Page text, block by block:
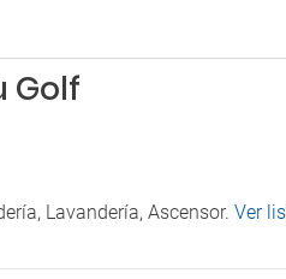
Golf
Lavandería, Ascensor. Ver